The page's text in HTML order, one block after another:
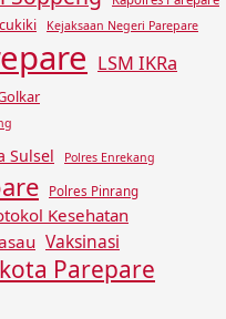
Kejaksaan Negeri Parepare
LSM IKRa
Sulsel Polres Enrekang
Polres Pinrang
Kesehatan
Vaksinasi
Parepare